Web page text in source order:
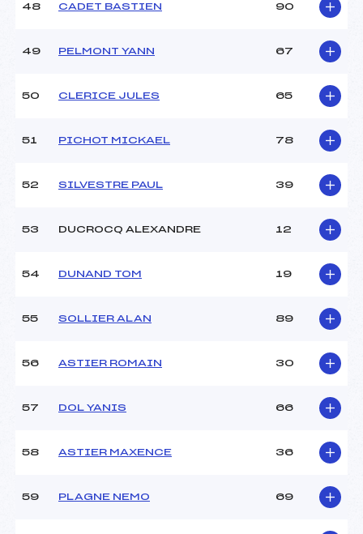
48 CADET BASTIEN 90
49 PELMONT YANN 67
50 CLERICE JULES 65
51 PICHOT MICKAEL 78
52 SILVESTRE PAUL 39
53 DUCROCQ ALEXANDRE 12
54 DUNAND TOM 19
55 SOLLIER ALAN 89
56 ASTIER ROMAIN 30
57 DOL YANIS 66
58 ASTIER MAXENCE 36
59 PLAGNE NEMO 69